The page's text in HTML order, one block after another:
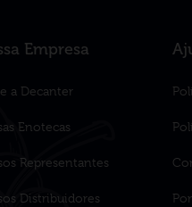
Empresa
a Decanter
Enotecas
Representantes
Distribuidores